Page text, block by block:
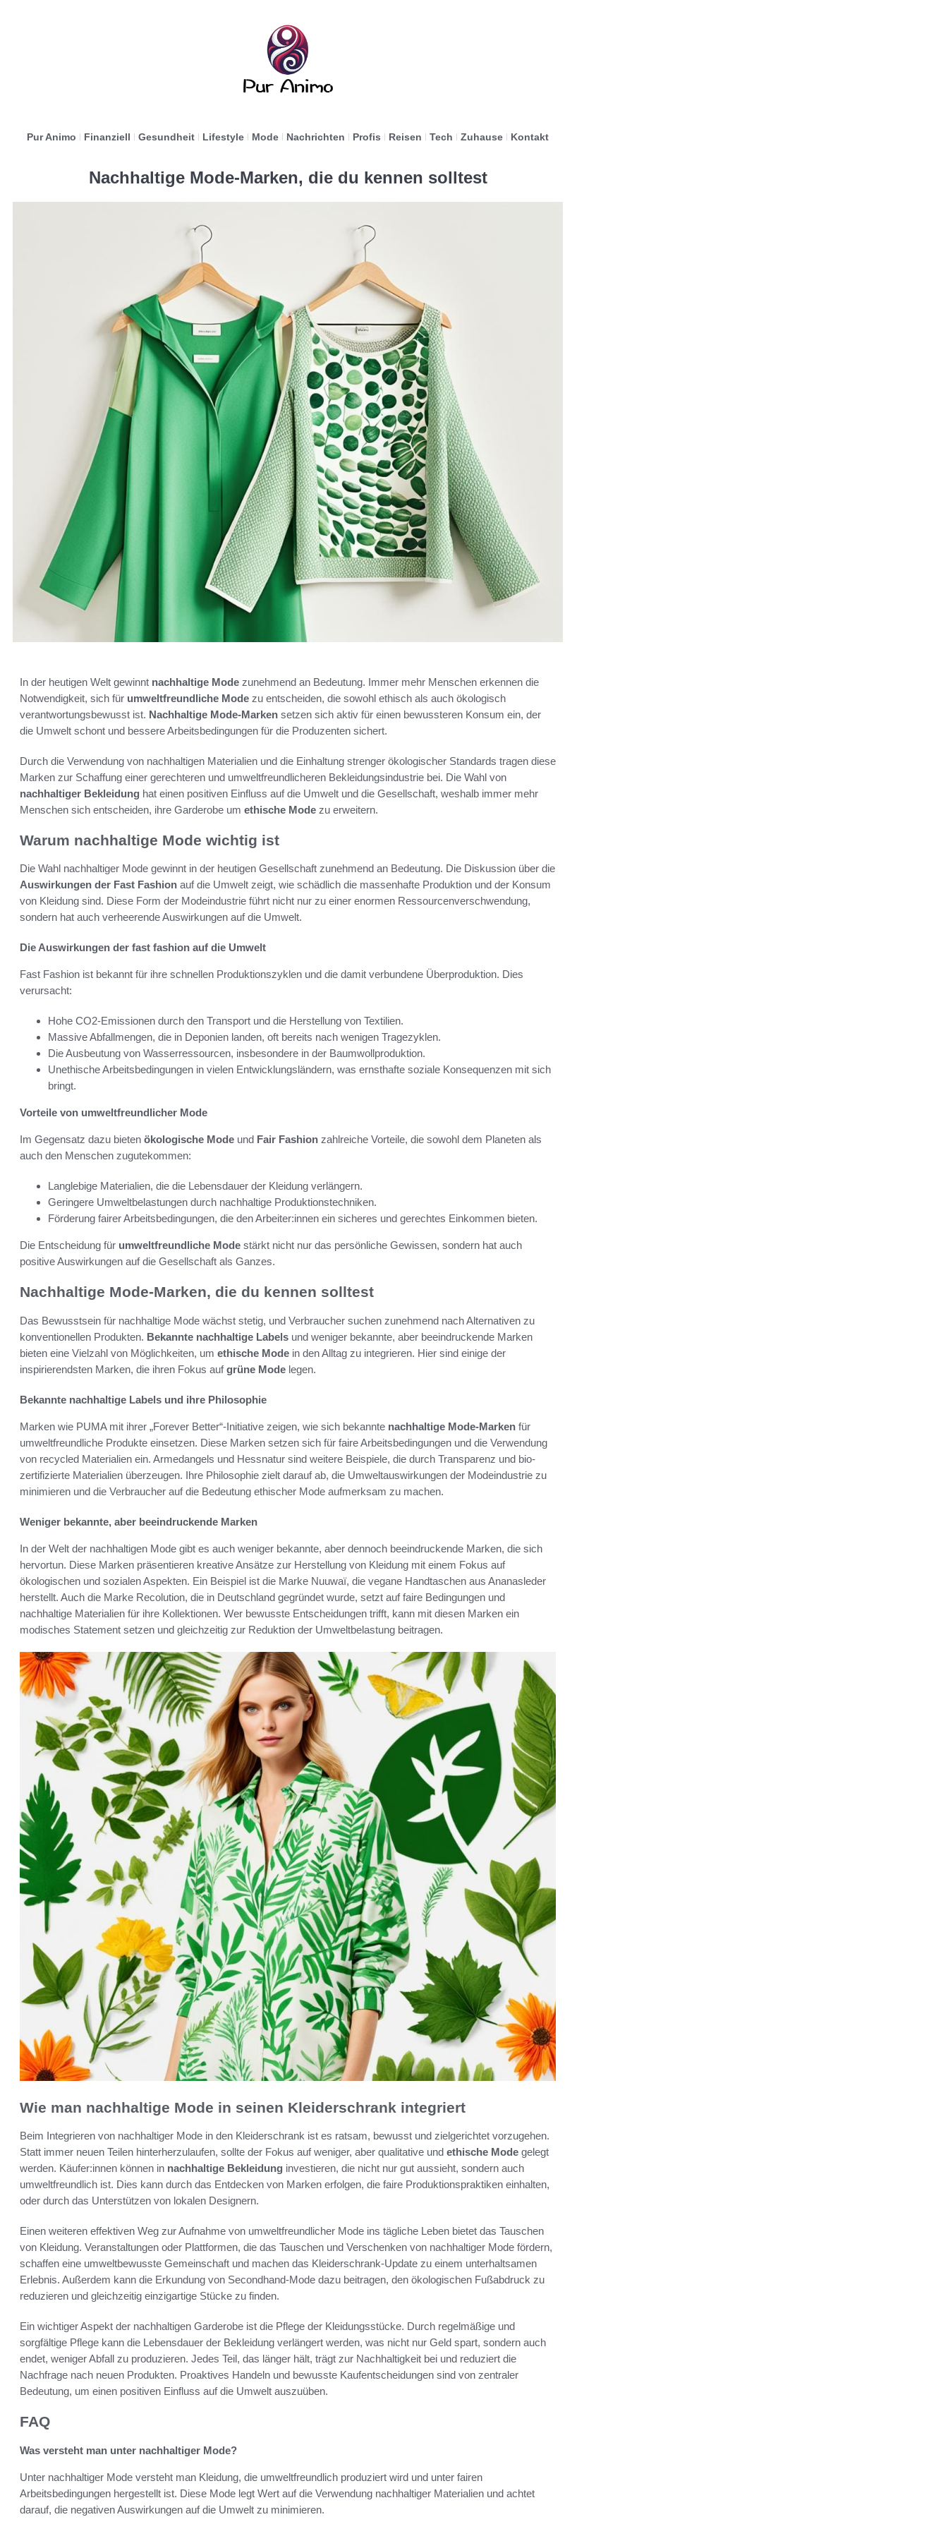
Pur Animo Finanziell Gesundheit Lifestyle Mode Nachrichten Profis Reisen Tech Zuhause Kontakt
Nachhaltige Mode-Marken, die du kennen solltest
In der heutigen Welt gewinnt nachhaltige Mode zunehmend an Bedeutung. Immer mehr Menschen erkennen die
Notwendigkeit, sich für umweltfreundliche Mode zu entscheiden, die sowohl ethisch als auch ökologisch
verantwortungsbewusst ist. Nachhaltige Mode-Marken setzen sich aktiv für einen bewussteren Konsum ein, der
die Umwelt schont und bessere Arbeitsbedingungen für die Produzenten sichert.
Durch die Verwendung von nachhaltigen Materialien und die Einhaltung strenger ökologischer Standards tragen diese
Marken zur Schaffung einer gerechteren und umweltfreundlicheren Bekleidungsindustrie bei. Die Wahl von
nachhaltiger Bekleidung hat einen positiven Einfluss auf die Umwelt und die Gesellschaft, weshalb immer mehr
Menschen sich entscheiden, ihre Garderobe um ethische Mode zu erweitern.
Warum nachhaltige Mode wichtig ist
Die Wahl nachhaltiger Mode gewinnt in der heutigen Gesellschaft zunehmend an Bedeutung. Die Diskussion über die
Auswirkungen der Fast Fashion auf die Umwelt zeigt, wie schädlich die massenhafte Produktion und der Konsum
von Kleidung sind. Diese Form der Modeindustrie führt nicht nur zu einer enormen Ressourcenverschwendung,
sondern hat auch verheerende Auswirkungen auf die Umwelt.
Die Auswirkungen der fast fashion auf die Umwelt
Fast Fashion ist bekannt für ihre schnellen Produktionszyklen und die damit verbundene Überproduktion. Dies
verursacht:
Hohe CO2-Emissionen durch den Transport und die Herstellung von Textilien.
Massive Abfallmengen, die in Deponien landen, oft bereits nach wenigen Tragezyklen.
Die Ausbeutung von Wasserressourcen, insbesondere in der Baumwollproduktion.
Unethische Arbeitsbedingungen in vielen Entwicklungsländern, was ernsthafte soziale Konsequenzen mit sich
bringt.
Vorteile von umweltfreundlicher Mode
Im Gegensatz dazu bieten ökologische Mode und Fair Fashion zahlreiche Vorteile, die sowohl dem Planeten als
auch den Menschen zugutekommen:
Langlebige Materialien, die die Lebensdauer der Kleidung verlängern.
Geringere Umweltbelastungen durch nachhaltige Produktionstechniken.
Förderung fairer Arbeitsbedingungen, die den Arbeiter:innen ein sicheres und gerechtes Einkommen bieten.
Die Entscheidung für umweltfreundliche Mode stärkt nicht nur das persönliche Gewissen, sondern hat auch
positive Auswirkungen auf die Gesellschaft als Ganzes.
Nachhaltige Mode-Marken, die du kennen solltest
Das Bewusstsein für nachhaltige Mode wächst stetig, und Verbraucher suchen zunehmend nach Alternativen zu
konventionellen Produkten. Bekannte nachhaltige Labels und weniger bekannte, aber beeindruckende Marken
bieten eine Vielzahl von Möglichkeiten, um ethische Mode in den Alltag zu integrieren. Hier sind einige der
inspirierendsten Marken, die ihren Fokus aufgrüne Mode legen.
Bekannte nachhaltige Labels und ihre Philosophie
Marken wie PUMA mit ihrer „Forever Better“-Initiative zeigen, wie sich bekannte nachhaltige Mode-Marken für
umweltfreundliche Produkte einsetzen. Diese Marken setzen sich für faire Arbeitsbedingungen und die Verwendung
von recycled Materialien ein. Armedangels und Hessnatur sind weitere Beispiele, die durch Transparenz und bio-
zertifizierte Materialien überzeugen. Ihre Philosophie zielt darauf ab, die Umweltauswirkungen der Modeindustrie zu
minimieren und die Verbraucher auf die Bedeutung ethischer Mode aufmerksam zu machen.
Weniger bekannte, aber beeindruckende Marken
In der Welt der nachhaltigen Mode gibt es auch weniger bekannte, aber dennoch beeindruckende Marken, die sich
hervortun. Diese Marken präsentieren kreative Ansätze zur Herstellung von Kleidung mit einem Fokus auf
ökologischen und sozialen Aspekten. Ein Beispiel ist die Marke Nuuwaï, die vegane Handtaschen aus Ananasleder
herstellt. Auch die Marke Recolution, die in Deutschland gegründet wurde, setzt auf faire Bedingungen und
nachhaltige Materialien für ihre Kollektionen. Wer bewusste Entscheidungen trifft, kann mit diesen Marken ein
modisches Statement setzen und gleichzeitig zur Reduktion der Umweltbelastung beitragen.
Wie man nachhaltige Mode in seinen Kleiderschrank integriert
Beim Integrieren von nachhaltiger Mode in den Kleiderschrank ist es ratsam, bewusst und zielgerichtet vorzugehen.
Statt immer neuen Teilen hinterherzulaufen, sollte der Fokus auf weniger, aber qualitative und ethische Mode gelegt
werden. Käufer:innen können in nachhaltige Bekleidung investieren, die nicht nur gut aussieht, sondern auch
umweltfreundlich ist. Dies kann durch das Entdecken von Marken erfolgen, die faire Produktionspraktiken einhalten,
oder durch das Unterstützen von lokalen Designern.
Einen weiteren effektiven Weg zur Aufnahme von umweltfreundlicher Mode ins tägliche Leben bietet das Tauschen
von Kleidung. Veranstaltungen oder Plattformen, die das Tauschen und Verschenken von nachhaltiger Mode fördern,
schaffen eine umweltbewusste Gemeinschaft und machen das Kleiderschrank-Update zu einem unterhaltsamen
Erlebnis. Außerdem kann die Erkundung von Secondhand-Mode dazu beitragen, den ökologischen Fußabdruck zu
reduzieren und gleichzeitig einzigartige Stücke zu finden.
Ein wichtiger Aspekt der nachhaltigen Garderobe ist die Pflege der Kleidungsstücke. Durch regelmäßige und
sorgfältige Pflege kann die Lebensdauer der Bekleidung verlängert werden, was nicht nur Geld spart, sondern auch
endet, weniger Abfall zu produzieren. Jedes Teil, das länger hält, trägt zur Nachhaltigkeit bei und reduziert die
Nachfrage nach neuen Produkten. Proaktives Handeln und bewusste Kaufentscheidungen sind von zentraler
Bedeutung, um einen positiven Einfluss auf die Umwelt auszuüben.
FAQ
Was versteht man unter nachhaltiger Mode?
Unter nachhaltiger Mode versteht man Kleidung, die umweltfreundlich produziert wird und unter fairen
Arbeitsbedingungen hergestellt ist. Diese Mode legt Wert auf die Verwendung nachhaltiger Materialien und achtet
darauf, die negativen Auswirkungen auf die Umwelt zu minimieren.